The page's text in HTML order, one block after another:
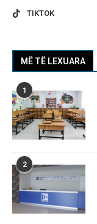
TIKTOK
MË TË LEXUARA
1
2